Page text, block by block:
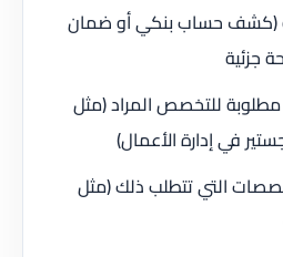
(كشف حساب بنكي أو ضمان
جزئية
مطلوبة للتخصص المراد (مثل
التي تتطلب ذلك (مثل